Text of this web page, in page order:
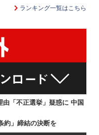
ランキング一覧はこちら
由「不正選挙」疑惑に 中国
約」締結の決断を